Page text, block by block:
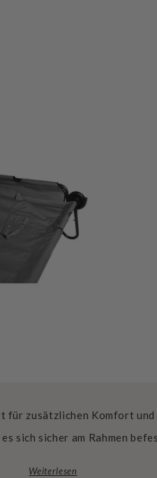
für zusätzlichen Komfort
sich sicher am Rahmen
Weiterlesen